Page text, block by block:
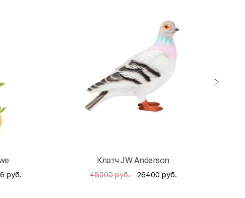
руб.
Клатч JW Anderson
48000 руб. 26400 руб.